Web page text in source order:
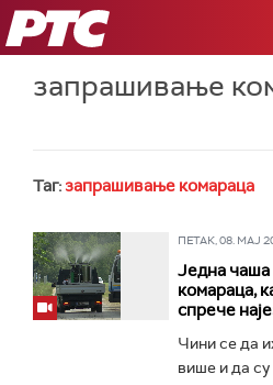
РТС
запрашивање
Таг: запрашивање комараца
ПЕТАК, 08. МАЈ
Једна чаша
комараца,
спрече
Чини се да
више и да